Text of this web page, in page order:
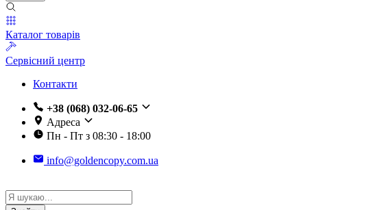
Каталог товарів
Сервісний центр
Контакти
+38 (068) 032-06-65
Адреса
Пн - Пт з 08:30 - 18:00
info@goldencopy.com.ua
Пошук
товарів